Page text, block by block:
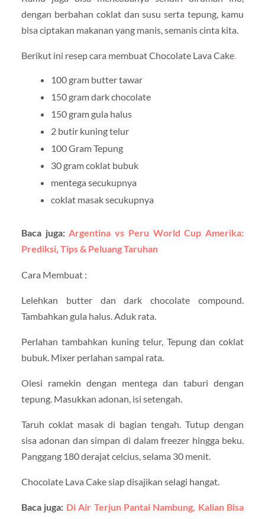
dengan berbahan coklat dan susu serta tepung, kamu
bisa ciptakan makanan yang manis, semanis cinta kita.
Berikut ini resep cara membuat Chocolate Lava Cake.
100 gram butter tawar
150 gram dark chocolate
150 gram gula halus
2 butir kuning telur
100 Gram Tepung
30 gram coklat bubuk
mentega secukupnya
coklat masak secukupnya
Baca juga:Argentina vs Peru World Cup Amerika:
Prediksi, Tips & Peluang Taruhan
Cara Membuat :
Lelehkan butter dan dark chocolate compound.
Tambahkan gula halus. Aduk rata.
Perlahan tambahkan kuning telur, Tepung dan coklat
bubuk. Mixer perlahan sampai rata.
Olesi ramekin dengan mentega dan taburi dengan
tepung. Masukkan adonan, isi setengah.
Taruh coklat masak di bagian tengah. Tutup dengan
sisa adonan dan simpan di dalam freezer hingga beku.
Panggang 180 derajat celcius, selama 30 menit.
Chocolate Lava Cakesiap disajikan selagi hangat.
Baca juga: Di Air Terjun Pantai Nambung, Kalian Bisa